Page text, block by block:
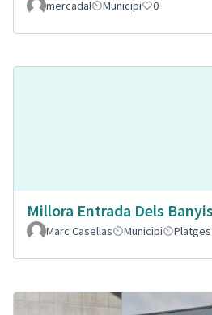
mercadal Municipi 0
Millora Entrada Dels
Marc Casellas
Municipi Platges